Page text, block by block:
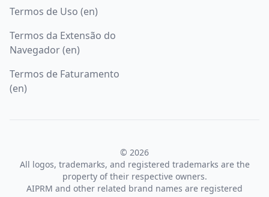
Termos de Uso (en)
Termos da Extensão do
Navegador (en)
Termos de Faturamento
(en)
© 2026
All logos, trademarks, and registered trademarks are the
property of their respective owners.
AIPRM and other related brand names are registered